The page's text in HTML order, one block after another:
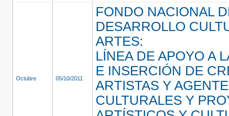
Octubre 05/10/2011
FONDO NACIONAL
DESARROLLO
ARTES:
LÍNEA DE APOYO A
E INSERCIÓN DE
ARTISTAS Y
CULTURALES Y